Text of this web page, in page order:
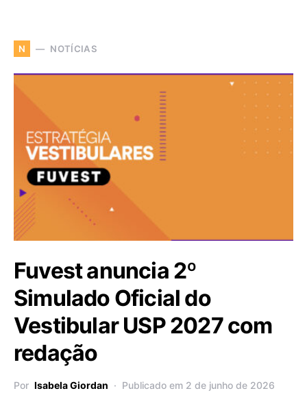
N NOTÍCIAS
Fuvest anuncia 2º
Simulado Oficial do
Vestibular USP 2027 com
redação
Por Isabela Giordan Publicado em 2 de junho de 2026